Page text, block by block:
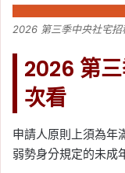
2026 第三季中央社宅招
2026 第
次看
申請人原則上須為年
弱勢身分規定的未成